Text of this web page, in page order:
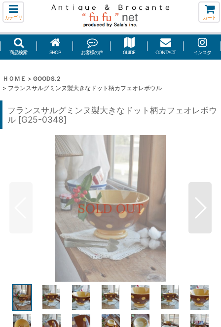
カテゴリ カート
商品検索 SHOP お客様の声 GUIDE CONTACT インスタ
ＨＯＭＥ > GOODS.2
> フランスサルグミンヌ製大きなドット柄カフェオレボウル
フランスサルグミンヌ製大きなドット柄カフェオレボウ
ル [G25-0348]